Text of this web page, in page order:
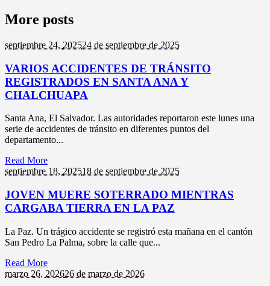
More posts
septiembre 24, 202524 de septiembre de 2025
VARIOS ACCIDENTES DE TRÁNSITO
REGISTRADOS EN SANTA ANA Y
CHALCHUAPA
Santa Ana, El Salvador. Las autoridades reportaron este lunes una
serie de accidentes de tránsito en diferentes puntos del
departamento...
Read More
septiembre 18, 202518 de septiembre de 2025
JOVEN MUERE SOTERRADO MIENTRAS
CARGABA TIERRA EN LA PAZ
La Paz. Un trágico accidente se registró esta mañana en el cantón
San Pedro La Palma, sobre la calle que...
Read More
marzo 26, 202626 de marzo de 2026